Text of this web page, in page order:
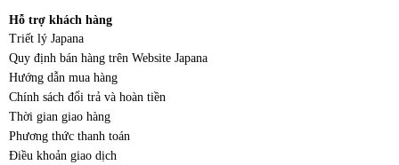
Hỗ trợ khách hàng
Triết lý Japana
Quy định bán hàng trên Website Japana
Hướng dẫn mua hàng
Chính sách đổi trả và hoàn tiền
Thời gian giao hàng
Phương thức thanh toán
Điều khoản giao dịch